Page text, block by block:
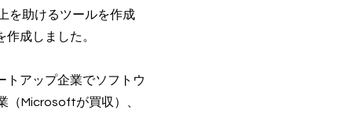
を助けるツールを作成
成しました。
トアップ企業でソフトウ
（Microsoftが買収）、